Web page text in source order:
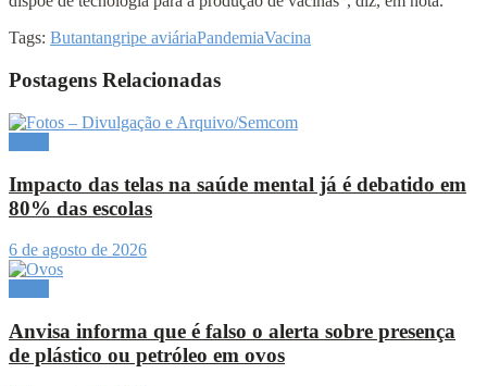
Tags: Butantangripe aviáriaPandemiaVacina
Postagens Relacionadas
Impacto das telas na saúde mental já é debatido em
80% das escolas
6 de agosto de 2026
Anvisa informa que é falso o alerta sobre presença
de plástico ou petróleo em ovos